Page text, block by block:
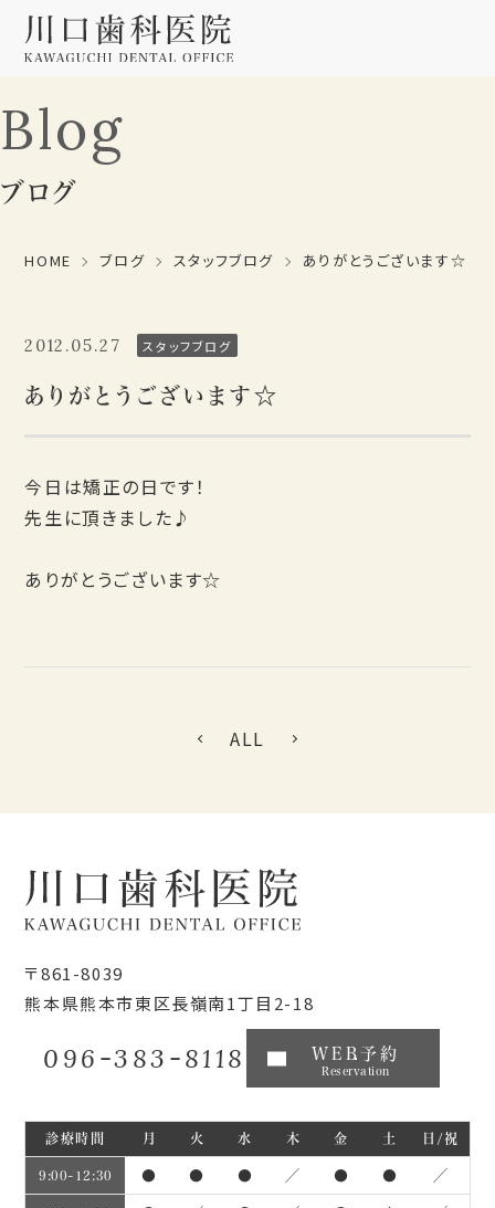
Blog
ブログ
HOME ブログ スタッフブログ ありがとうございます☆
2012.05.27 スタッフブログ
ありがとうございます☆
今日は矯正の日です！
先生に頂きました♪
ありがとうございます☆
ALL
〒861-8039
熊本県熊本市東区長嶺南1丁目2-18
096-383-8118 WEB予約
Reservation
診療時間 月 火 水 木 金 土 日/祝
9:00~12:30 ● ● ● ／ ● ● ／